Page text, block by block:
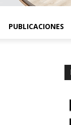
PUBLICACIONES